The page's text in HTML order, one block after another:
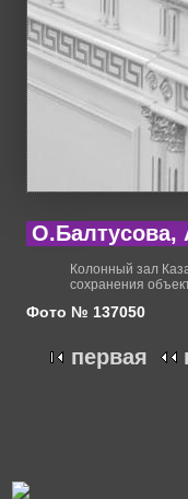
Колонный зал
сохранения
Фото № 137050
первая